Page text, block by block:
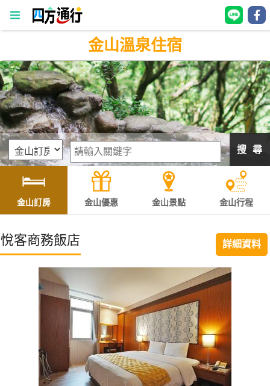
四
方
通
行
訂
房
灣
訂
房
直接跟飯店訂房HOT
金山溫泉住宿
搜 尋
金山訂房 金山優惠 金山景點 金山行程
悅客商務飯店 詳細資料